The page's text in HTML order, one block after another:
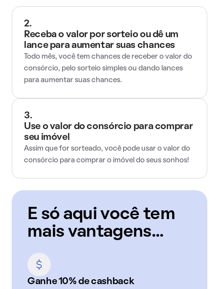
2.
Receba o valor por sorteio ou dê um
lance para aumentar suas chances
Todo mês, você tem chances de receber o valor do
consórcio, pelo sorteio simples ou dando lances
para aumentar suas chances.
3.
Use o valor do consórcio para comprar
seu imóvel
Assim que for sorteado, você pode usar o valor do
consórcio para comprar o imóvel do seus sonhos!
E só aqui você tem
mais vantagens...
Ganhe 10% de cashback